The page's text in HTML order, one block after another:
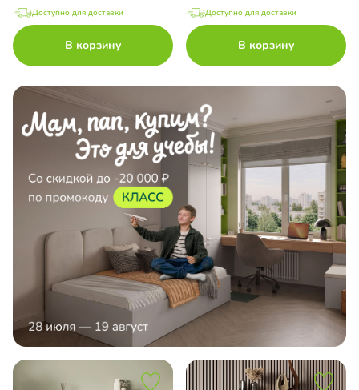
Доступно для доставки
В корзину
Доступно для доставки
В корзину